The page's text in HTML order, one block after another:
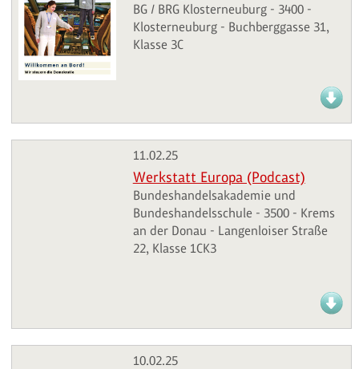
BG / BRG Klosterneuburg - 3400 -
Klosterneuburg - Buchberggasse 31,
Klasse 3C
11.02.25
Werkstatt Europa (Podcast)
Bundeshandelsakademie und
Bundeshandelsschule - 3500 - Krems
an der Donau - Langenloiser Straße
22, Klasse 1CK3
10.02.25